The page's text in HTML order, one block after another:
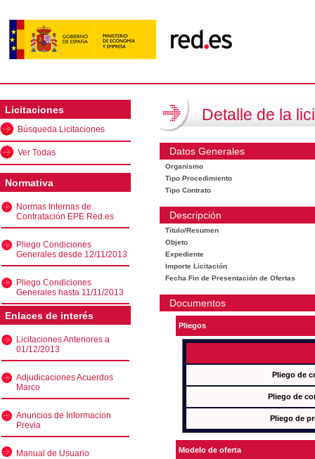
Licitaciones
Búsqueda Licitaciones
Ver Todas
Normativa
Normas Internas de
Contratación EPE Red.es
Pliego Condiciones
Generales desde 12/11/2013
Pliego Condiciones
Generales hasta 11/11/2013
Enlaces de interés
Licitaciones Anteriores a
01/12/2013
Adjudicaciones Acuerdos
Marco
Anuncios de Informacion
Previa
Manual de Usuario
Detalle de la
Datos Generales
Organismo
Tipo Procedimiento
Tipo Contrato
Descripción
Título/Resumen
Objeto
Expediente
Importe Licitación
Fecha Fin de Presentación de Ofertas
Documentos
Pliegos
Pliego de
Pliego de
Pliego de
Modelo de oferta